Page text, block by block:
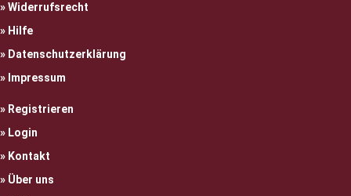
Widerrufsrecht
Hilfe
Datenschutzerklärung
Impressum
Registrieren
Login
Kontakt
Über uns